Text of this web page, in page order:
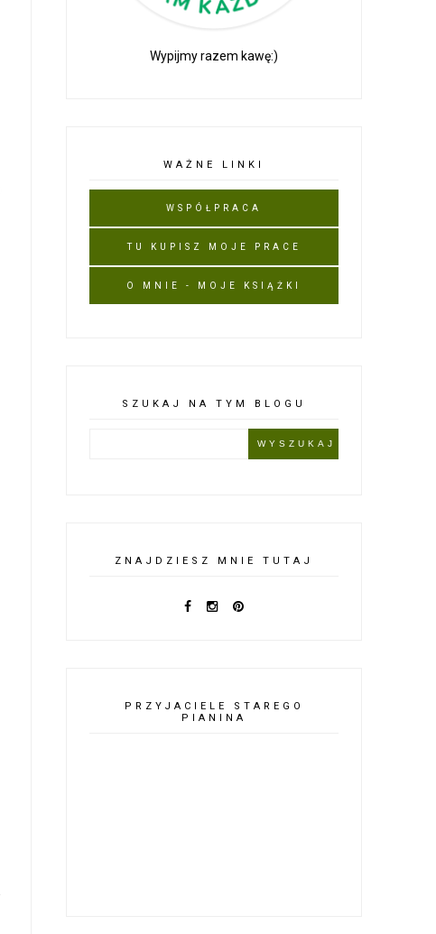
Wypijmy razem kawę:)
WAŻNE LINKI
WSPÓŁPRACA
TU KUPISZ MOJE PRACE
O MNIE - MOJE KSIĄŻKI
SZUKAJ NA TYM BLOGU
ZNAJDZIESZ MNIE TUTAJ
PRZYJACIELE STAREGO
PIANINA